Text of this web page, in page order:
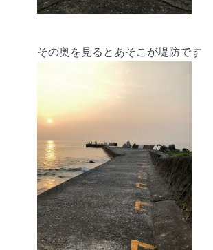
その奥を見るとあそこが堤防です